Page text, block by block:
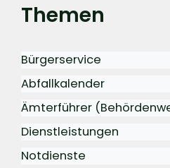
Themen
Bürgerservice
Abfallkalender
Ämterführer
Dienstleistungen
Notdienste